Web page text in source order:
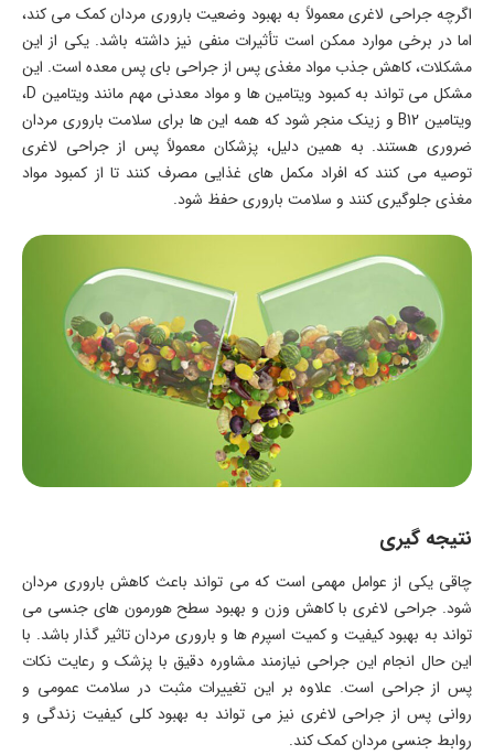
اگرچه جراحی لاغری معمولاً به بهبود وضعیت باروری مردان کمک می کند،
اما در برخی موارد ممکن است تأثیرات منفی نیز داشته باشد. یکی از این
مشکلات، کاهش جذب مواد مغذی پس از جراحی بای پس معده است. این
مشکل می تواند به کمبود ویتامین ها و مواد معدنی مهم مانند ویتامین D،
ویتامین B12 و زینک منجر شود که همه این ها برای سلامت باروری مردان
ضروری هستند. به همین دلیل، پزشکان معمولاً پس از جراحی لاغری
توصیه می کنند که افراد مکمل های غذایی مصرف کنند تا از کمبود مواد
مغذی جلوگیری کنند و سلامت باروری حفظ شود.
نتیجه گیری
چاقی یکی از عوامل مهمی است که می تواند باعث کاهش باروری مردان
شود. جراحی لاغری با کاهش وزن و بهبود سطح هورمون های جنسی می
تواند به بهبود کیفیت و کمیت اسپرم ها و باروری مردان تاثیر گذار باشد. با
این حال انجام این جراحی نیازمند مشاوره دقیق با پزشک و رعایت نکات
پس از جراحی است. علاوه بر این تغییرات مثبت در سلامت عمومی و
روانی پس از جراحی لاغری نیز می تواند به بهبود کلی کیفیت زندگی و
روابط جنسی مردان کمک کند.